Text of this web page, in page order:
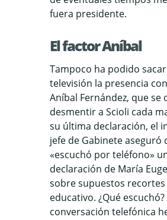
fuera presidente.
El factor Aníbal
Tampoco ha podido
televisión la presencia
Aníbal Fernández, que se
desmentir a Scioli cada
su última declaración, el
jefe de Gabinete aseguró
«escuchó por teléfono»
declaración de María
sobre supuestos recortes
educativo. ¿Qué escuchó?
conversación telefónica